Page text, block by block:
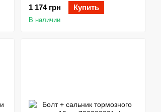
1 174 грн Купить
В наличии